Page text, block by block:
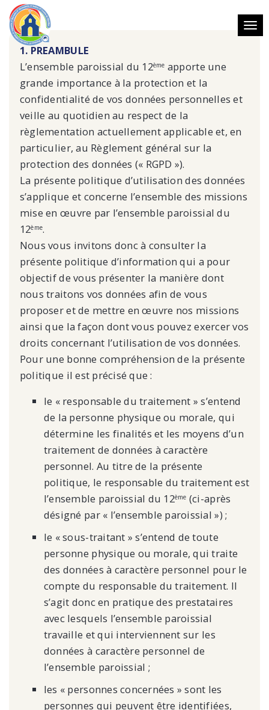
1. PREAMBULE
L’ensemble paroissial du 12ème apporte une
grande importance à la protection et la
confidentialité de vos données personnelles et
veille au quotidien au respect de la
règlementation actuellement applicable et, en
particulier, au Règlement général sur la
protection des données (« RGPD »).
La présente politique d’utilisation des données
s’applique et concerne l’ensemble des missions
mise en œuvre par l’ensemble paroissial du
12ème.
Nous vous invitons donc à consulter la
présente politique d’information qui a pour
objectif de vous présenter la manière dont
nous traitons vos données afin de vous
proposer et de mettre en œuvre nos missions
ainsi que la façon dont vous pouvez exercer vos
droits concernant l’utilisation de vos données.
Pour une bonne compréhension de la présente
politique il est précisé que :
le « responsable du traitement » s’entend
de la personne physique ou morale, qui
détermine les finalités et les moyens d’un
traitement de données à caractère
personnel. Au titre de la présente
politique, le responsable du traitement est
l’ensemble paroissial du 12ème (ci-après
désigné par « l’ensemble paroissial ») ;
le « sous-traitant » s’entend de toute
personne physique ou morale, qui traite
des données à caractère personnel pour le
compte du responsable du traitement. Il
s’agit donc en pratique des prestataires
avec lesquels l’ensemble paroissial
travaille et qui interviennent sur les
données à caractère personnel de
l’ensemble paroissial ;
les « personnes concernées » sont les
personnes qui peuvent être identifiées,